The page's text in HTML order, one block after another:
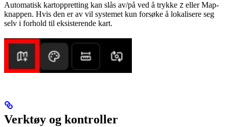
Automatisk kartoppretting kan slås av/på ved å trykke Z eller Map-
knappen. Hvis den er av vil systemet kun forsøke å lokalisere seg
selv i forhold til eksisterende kart.
Verktøy og kontroller